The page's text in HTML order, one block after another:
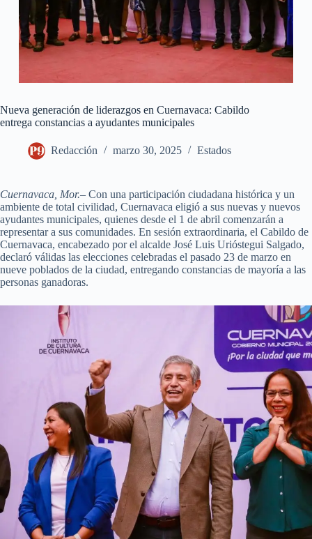
Nueva generación de liderazgos en Cuernavaca: Cabildo
entrega constancias a ayudantes municipales
Redacción marzo 30, 2025 Estados
Cuernavaca, Mor.– Con una participación ciudadana histórica y un
ambiente de total civilidad, Cuernavaca eligió a sus nuevas y nuevos
ayudantes municipales, quienes desde el 1 de abril comenzarán a
representar a sus comunidades. En sesión extraordinaria, el Cabildo de
Cuernavaca, encabezado por el alcalde José Luis Urióstegui Salgado,
declaró válidas las elecciones celebradas el pasado 23 de marzo en
nueve poblados de la ciudad, entregando constancias de mayoría a las
personas ganadoras.